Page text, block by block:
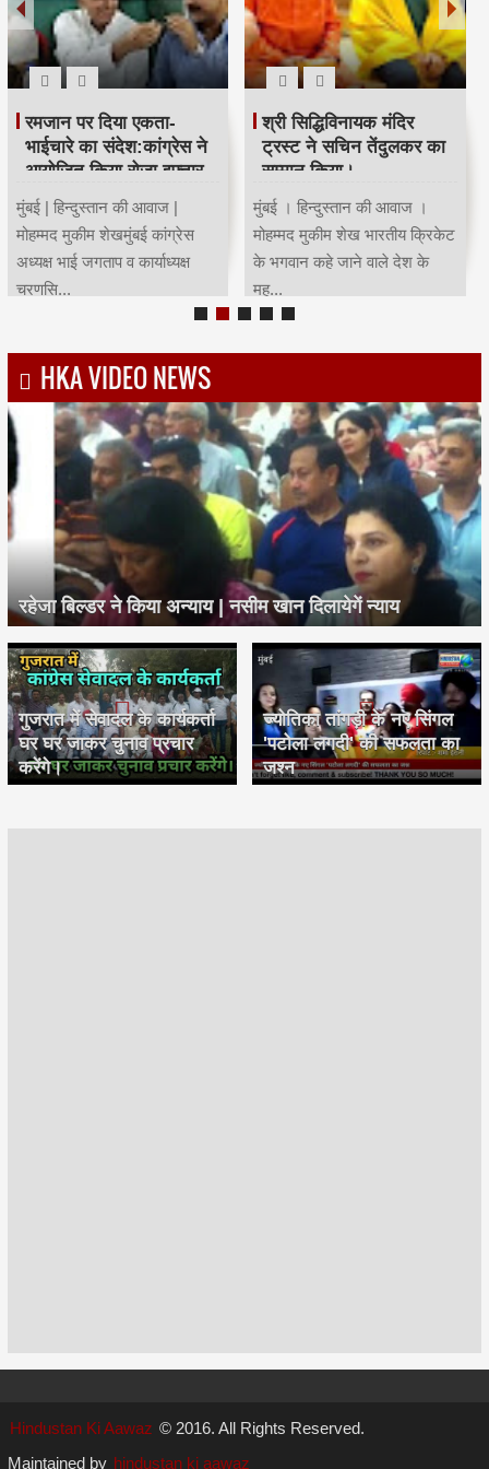
रमजान पर दिया एकता-
भाईचारे का संदेश:कांग्रेस ने
आयोजित किया रोजा इफ्तार
मुंबई | हिन्दुस्तान की आवाज |
मोहम्मद मुकीम शेखमुंबई कांग्रेस
अध्यक्ष भाई जगताप व कार्याध्यक्ष
चरणसि...
श्री सिद्धिविनायक मंदिर
ट्रस्ट ने सचिन तेंदुलकर का
सम्मान किया।
मुंबई । हिन्दुस्तान की आवाज ।
मोहम्मद मुकीम शेख भारतीय क्रिकेट
के भगवान कहे जाने वाले देश के
मह...
HKA VIDEO NEWS
रहेजा बिल्डर ने किया अन्याय | नसीम खान दिलायेगें न्याय
गुजरात में सेवादल के कार्यकर्ता
घर घर जाकर चुनाव प्रचार
करेंगे।
ज्योतिका तांगड़ी के नए सिंगल
'पटोला लगदी' की सफलता का
जश्न
Hindustan Ki Aawaz © 2016. All Rights Reserved.
Maintained by hindustan ki aawaz